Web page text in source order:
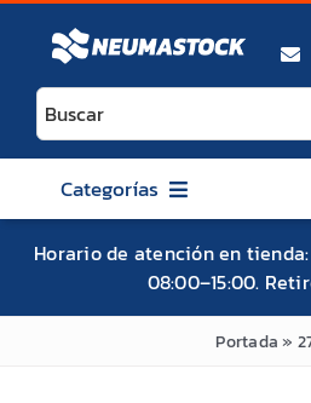
Saltar
contenido
Categorías
AUTO
CAMIONETA / SUV / 4X4
ATV / UTV / SXS
Horario de atención en
08:00–15:00.
Portada»